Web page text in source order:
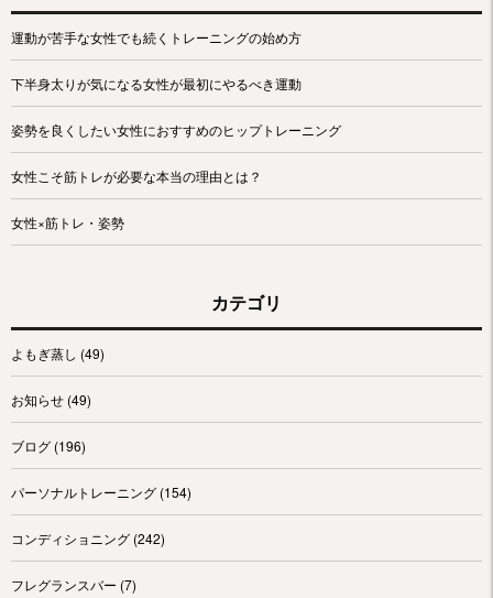
運動が苦手な女性でも続くトレーニングの始め方
下半身太りが気になる女性が最初にやるべき運動
姿勢を良くしたい女性におすすめのヒップトレーニング
女性こそ筋トレが必要な本当の理由とは？
女性×筋トレ・姿勢
カテゴリ
よもぎ蒸し (49)
お知らせ (49)
ブログ (196)
パーソナルトレーニング (154)
コンディショニング (242)
フレグランスバー (7)